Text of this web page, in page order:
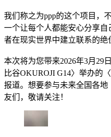
我们称之为ppp的这个项目，
一个让每个人都能安心分享
者在现实世界中建立联系的绝
本次将为您带来2026年3月29
比谷OKUROJI G14〉举办的
报道。想要参与未来全国各地
友们，敬请关注！